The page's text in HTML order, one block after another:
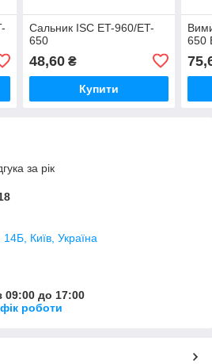
Сальник ISC ET-960/ET-
650
48,60₴
Купити
650
за рік
Київ, Україна
09:00 до 17:00
роботи